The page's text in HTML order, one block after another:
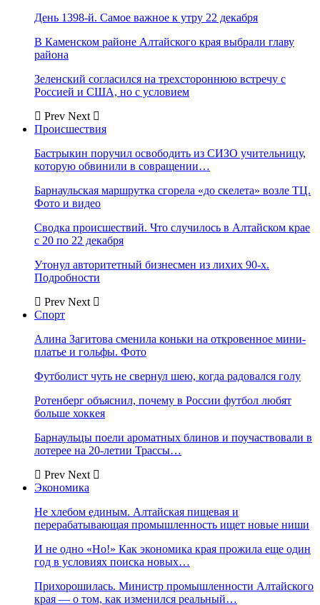
День 1398-й. Самое важное к утру 22 декабря
В Каменском районе Алтайского края выбрали главу
района
Зеленский согласился на трехстороннюю встречу с
Россией и США, но с условием
Prev Next
Происшествия
Бастрыкин поручил освободить из СИЗО учительницу,
которую обвинили в совращении…
Барнаульская маршрутка сгорела «до скелета» возле ТЦ.
Фото и видео
Сводка происшествий. Что случилось в Алтайском крае
с 20 по 22 декабря
Утонул авторитетный бизнесмен из лихих 90-х.
Подробности
Prev Next
Спорт
Алина Загитова сменила коньки на откровенное мини-
платье и гольфы. Фото
Футболист чуть не свернул шею, когда радовался голу
Ротенберг объяснил, почему в России футбол любят
больше хоккея
Барнаульцы поели ароматных блинов и поучаствовали в
лотерее на 20-летии Трассы…
Prev Next
Экономика
Не хлебом единым. Алтайская пищевая и
перерабатывающая промышленность ищет новые ниши
И не одно «Но!» Как экономика края прожила еще один
год в условиях поиска новых…
Прихорошилась. Министр промышленности Алтайского
края — о том, как изменился реальный…